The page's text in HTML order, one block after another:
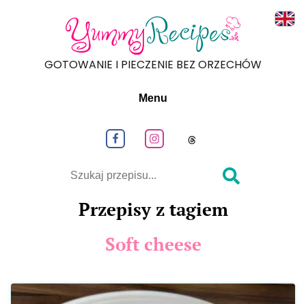
GOTOWANIE I PIECZENIE BEZ ORZECHÓW
Menu
Szukaj
Przepisy z tagiem
Soft cheese